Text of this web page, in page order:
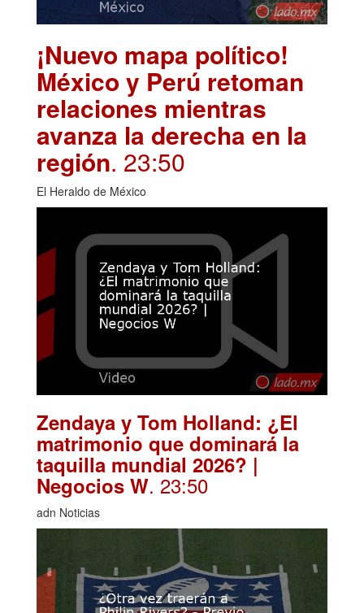
¡Nuevo mapa político!
México y Perú retoman
relaciones mientras
avanza la derecha en la
región. 23:50
El Heraldo de México
Zendaya y Tom Holland: ¿El
matrimonio que dominará la
taquilla mundial 2026? |
Negocios W. 23:50
adn Noticias